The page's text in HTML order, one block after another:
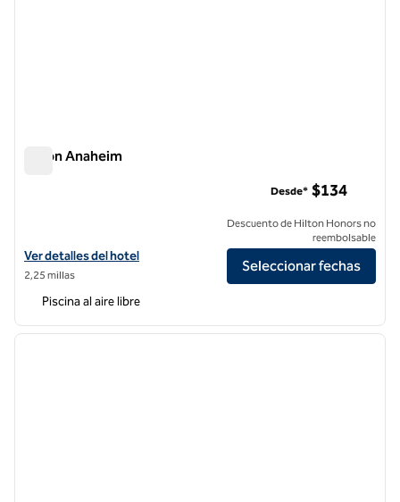
Hilton Anaheim
Ver detalles del hotel Hilton Anaheim
Ver detalles del hotel
2,25 millas
Desde* $134
Descuento de Hilton Honors no
reembolsable
Seleccionar fechas
Piscina al aire libre
1 de 11